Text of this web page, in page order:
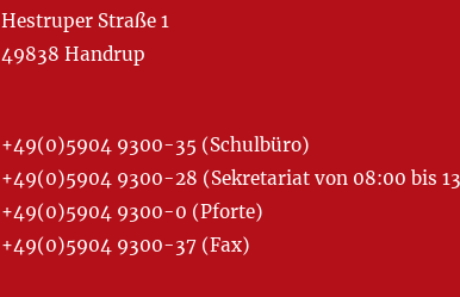
Hestruper Straße 1
49838 Handrup
+49(0)5904 9300-35 (Schulbüro)
+49(0)5904 9300-28 (Sekretariat von 08:00 bis
+49(0)5904 9300-0 (Pforte)
+49(0)5904 9300-37 (Fax)